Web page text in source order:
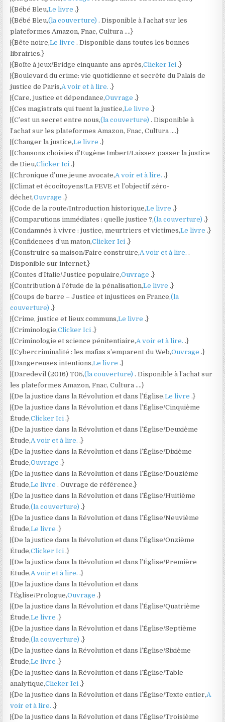
|{Bébé Bleu,Le livre.}
|{Bébé Bleu,(la couverture). Disponible à l’achat sur les
plateformes Amazon, Fnac, Cultura ….}
|{Bête noire,Le livre. Disponible dans toutes les bonnes
librairies.}
|{Boîte à jeux/Bridge cinquante ans après,Clicker Ici.}
|{Boulevard du crime: vie quotidienne et secrète du Palais de
justice de Paris,A voir et à lire..}
|{Care, justice et dépendance,Ouvrage.}
|{Ces magistrats qui tuent la justice,Le livre.}
|{C’est un secret entre nous,(la couverture). Disponible à
l’achat sur les plateformes Amazon, Fnac, Cultura ….}
|{Changer la justice,Le livre.}
|{Chansons choisies d’Eugène Imbert/Laissez passer la justice
de Dieu,Clicker Ici.}
|{Chronique d’une jeune avocate,A voir et à lire..}
|{Climat et écocitoyens/La FEVE et l’objectif zéro-
déchet,Ouvrage.}
|{Code de la route/Introduction historique,Le livre.}
|{Comparutions immédiates : quelle justice ?,(la couverture).}
|{Condamnés à vivre : justice, meurtriers et victimes,Le livre.}
|{Confidences d’un maton,Clicker Ici.}
|{Construire sa maison/Faire construire,A voir et à lire..
Disponible sur internet.}
|{Contes d’Italie/Justice populaire,Ouvrage.}
|{Contribution à l’étude de la pénalisation,Le livre.}
|{Coups de barre – Justice et injustices en France,(la
couverture).}
|{Crime, justice et lieux communs,Le livre.}
|{Criminologie,Clicker Ici.}
|{Criminologie et science pénitentiaire,A voir et à lire..}
|{Cybercriminalité : les mafias s’emparent du Web,Ouvrage.}
|{Dangereuses intentions,Le livre.}
|{Daredevil (2016) T05,(la couverture). Disponible à l’achat sur
les plateformes Amazon, Fnac, Cultura ….}
|{De la justice dans la Révolution et dans l’Église,Le livre.}
|{De la justice dans la Révolution et dans l’Église/Cinquième
Étude,Clicker Ici.}
|{De la justice dans la Révolution et dans l’Église/Deuxième
Étude,A voir et à lire..}
|{De la justice dans la Révolution et dans l’Église/Dixième
Étude,Ouvrage.}
|{De la justice dans la Révolution et dans l’Église/Douzième
Étude,Le livre. Ouvrage de référence.}
|{De la justice dans la Révolution et dans l’Église/Huitième
Étude,(la couverture).}
|{De la justice dans la Révolution et dans l’Église/Neuvième
Étude,Le livre.}
|{De la justice dans la Révolution et dans l’Église/Onzième
Étude,Clicker Ici.}
|{De la justice dans la Révolution et dans l’Église/Première
Étude,A voir et à lire..}
|{De la justice dans la Révolution et dans
l’Église/Prologue,Ouvrage.}
|{De la justice dans la Révolution et dans l’Église/Quatrième
Étude,Le livre.}
|{De la justice dans la Révolution et dans l’Église/Septième
Étude,(la couverture).}
|{De la justice dans la Révolution et dans l’Église/Sixième
Étude,Le livre.}
|{De la justice dans la Révolution et dans l’Église/Table
analytique,Clicker Ici.}
|{De la justice dans la Révolution et dans l’Église/Texte entier,A
voir et à lire..}
|{De la justice dans la Révolution et dans l’Église/Troisième